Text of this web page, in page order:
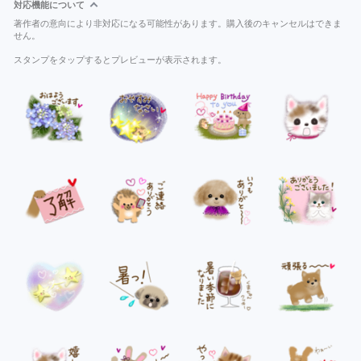
対応機能について
著作者の意向により非対応になる可能性があります。購入後のキャンセルはできま
せん。
スタンプをタップするとプレビューが表示されます。